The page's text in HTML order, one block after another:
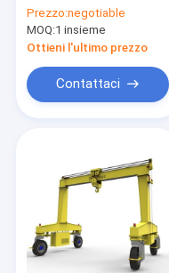
gru a cavalletto 25-
100t
Prezzo:negotiable
MOQ:1 insieme
Ottieni l'ultimo prezzo
Contattaci